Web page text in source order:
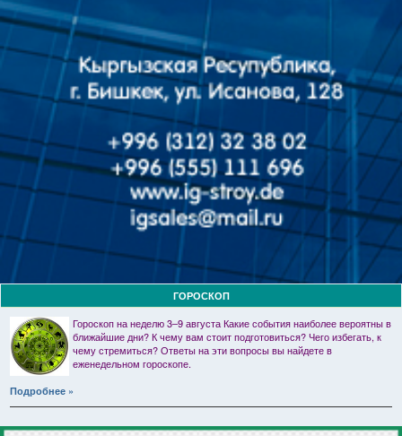
ГОРОСКОП
Гороскоп на неделю 3–9 августа Какие события наиболее вероятны в
ближайшие дни? К чему вам стоит подготовиться? Чего избегать, к
чему стремиться? Ответы на эти вопросы вы найдете в
еженедельном гороскопе.
Подробнее »